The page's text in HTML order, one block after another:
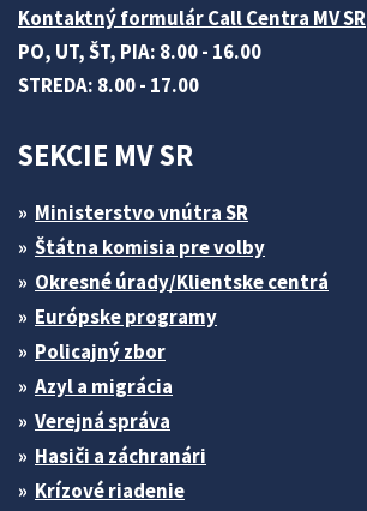
Kontaktný formulár Call Centra MV SR
PO, UT, ŠT, PIA: 8.00 - 16.00
STREDA: 8.00 - 17.00
SEKCIE MV SR
Ministerstvo vnútra SR
Štátna komisia pre volby
Okresné úrady/Klientske centrá
Európske programy
Policajný zbor
Azyl a migrácia
Verejná správa
Hasiči a záchranári
Krízové riadenie